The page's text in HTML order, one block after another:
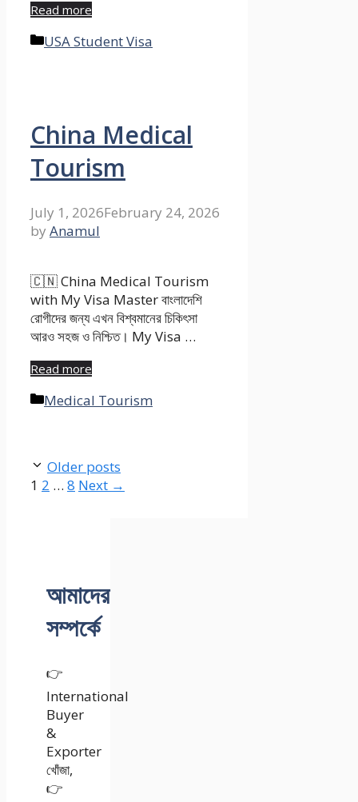
Read more
Categories
USA Student Visa
China Medical
Tourism
July 1, 2026February 24, 2026
by Anamul
🇨🇳 China Medical Tourism
with My Visa Master বাংলাদেশি
রোগীদের জন্য এখন বিশ্বমানের চিকিৎসা
আরও সহজ ও নিশ্চিত। My Visa …
Read more
Categories
Medical Tourism
Older posts
Page
1 Page
2 … Page
8 Next →
আমাদের
সম্পর্কে
👉
International
Buyer
&
Exporter
খোঁজা,
👉